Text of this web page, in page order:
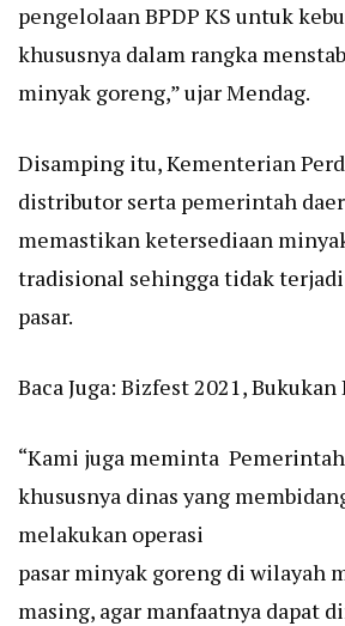
pengelolaan BPDP KS untuk
khususnya dalam rangka
minyak goreng,” ujar Mendag.
Disamping itu, Kementerian
distributor serta pemerintah
memastikan ketersediaan
tradisional sehingga tidak
pasar.
Baca Juga: Bizfest 2021,
“Kami juga meminta
khususnya dinas yang
melakukan operasi
pasar minyak goreng di wilayah
masing, agar manfaatnya dapat